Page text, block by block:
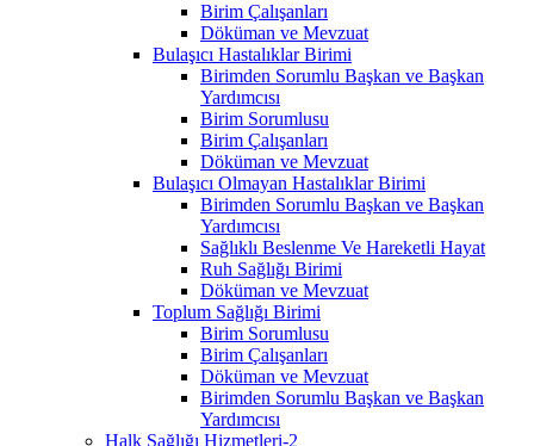
Birim Çalışanları
Döküman ve Mevzuat
Bulaşıcı Hastalıklar Birimi
Birimden Sorumlu Başkan ve Başkan
Yardımcısı
Birim Sorumlusu
Birim Çalışanları
Döküman ve Mevzuat
Bulaşıcı Olmayan Hastalıklar Birimi
Birimden Sorumlu Başkan ve Başkan
Yardımcısı
Sağlıklı Beslenme Ve Hareketli Hayat
Ruh Sağlığı Birimi
Döküman ve Mevzuat
Toplum Sağlığı Birimi
Birim Sorumlusu
Birim Çalışanları
Döküman ve Mevzuat
Birimden Sorumlu Başkan ve Başkan
Yardımcısı
Halk Sağlığı Hizmetleri-2